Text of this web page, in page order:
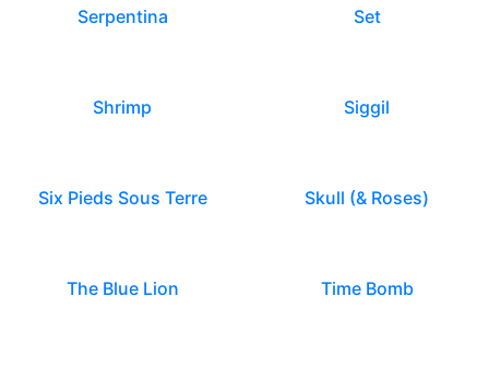
Serpentina Set
Shrimp Siggil
Six Pieds Sous Terre Skull (& Roses)
The Blue Lion Time Bomb